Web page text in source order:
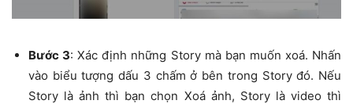
Bước 3: Xác định những Story mà bạn muốn xoá. Nhấn
vào biểu tượng dấu 3 chấm ở bên trong Story đó. Nếu
Story là ảnh thì bạn chọn Xoá ảnh, Story là video thì